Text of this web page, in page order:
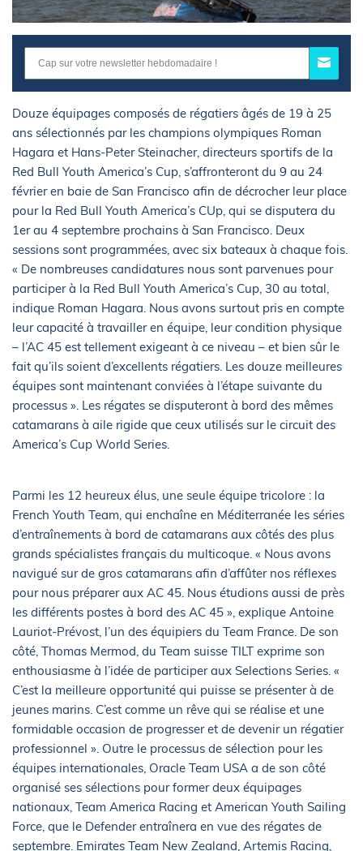
Douze équipages composés de régatiers âgés de 19 à 25
ans sélectionnés par les champions olympiques Roman
Hagara et Hans-Peter Steinacher, directeurs sportifs de la
Red Bull Youth America’s Cup, s’affronteront du 9 au 24
février en baie de San Francisco afin de décrocher leur place
pour la Red Bull Youth America’s CUp, qui se disputera du
1er au 4 septembre prochains à San Francisco. Deux
sessions sont programmées, avec six bateaux à chaque fois.
« De nombreuses candidatures nous sont parvenues pour
participer à la Red Bull Youth America’s Cup, 30 au total,
indique Roman Hagara. Nous avons surtout pris en compte
leur capacité à travailler en équipe, leur condition physique
– l’AC 45 est tellement exigeant à ce niveau – et bien sûr le
fait qu’ils soient d’excellents régatiers. Les douze meilleures
équipes sont maintenant conviées à l’étape suivante du
processus ». Les régates se disputeront à bord des mêmes
catamarans à aile rigide que ceux utilisés sur le circuit des
America’s Cup World Series.
Parmi les 12 heureux élus, une seule équipe tricolore : la
French Youth Team, qui enchaîne en Méditerranée les séries
d’entraînements à bord de catamarans aux côtés des plus
grands spécialistes français du multicoque. « Nous avons
navigué sur de gros catamarans afin d’affûter nos réflexes
pour nous préparer aux AC 45. Nous étudions aussi de près
les différents postes à bord des AC 45 », explique Antoine
Lauriot-Prévost, l’un des équipiers du Team France. De son
côté, Thomas Mermod, du Team suisse TILT exprime son
enthousiasme à l’idée de participer aux Selections Series. «
C’est la meilleure opportunité qui puisse se présenter à de
jeunes marins. C’est comme un rêve qui se réalise et une
formidable occasion de progresser et de devenir un régatier
professionnel ». Outre le processus de sélection pour les
équipes internationales, Oracle Team USA a de son côté
organisé ses sélections pour former deux équipages
nationaux, Team America Racing et American Youth Sailing
Force, que le Defender entraînera en vue des régates de
septembre. Emirates Team New Zealand, Artemis Racing,